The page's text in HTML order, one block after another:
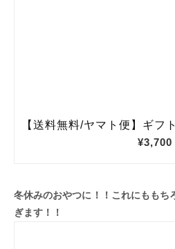
冬休みのおやつに！！これにももち
ぎます！！